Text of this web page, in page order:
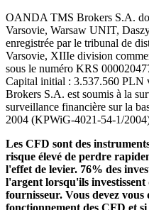
OANDA TMS Brokers S.A.
Varsovie, Warsaw UNIT,
enregistrée par le tribunal de
Varsovie, XIIIe division
sous le numéro KRS
Capital initial : 3.537.560
Brokers S.A. est soumis à la
surveillance financière sur la
2004 (KPWiG-4021-54-1/
Les CFD sont des
risque élevé de perdre
l'effet de levier. 76% des
l'argent lorsqu'ils investissent
fournisseur. Vous devez
fonctionnement des CFD et